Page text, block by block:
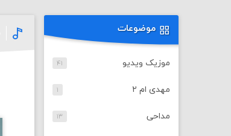
موضوعات
موزیک ویدیو ۴۱
مهدی ام ۲ ۱
مداحی ۱۳